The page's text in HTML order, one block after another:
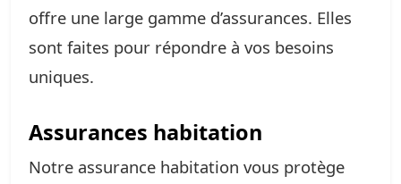
offre une large gamme d’assurances. Elles
sont faites pour répondre à vos besoins
uniques.
Assurances habitation
Notre assurance habitation vous protège